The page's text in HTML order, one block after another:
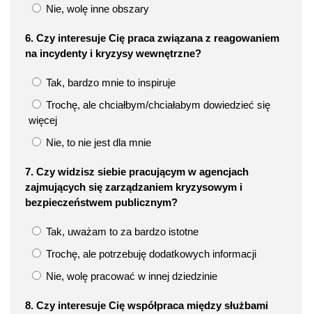
Nie, wolę inne obszary
6. Czy interesuje Cię praca związana z reagowaniem
na incydenty i kryzysy wewnętrzne?
Tak, bardzo mnie to inspiruje
Trochę, ale chciałbym/chciałabym dowiedzieć się
więcej
Nie, to nie jest dla mnie
7. Czy widzisz siebie pracującym w agencjach
zajmujących się zarządzaniem kryzysowym i
bezpieczeństwem publicznym?
Tak, uważam to za bardzo istotne
Trochę, ale potrzebuję dodatkowych informacji
Nie, wolę pracować w innej dziedzinie
8. Czy interesuje Cię współpraca między służbami